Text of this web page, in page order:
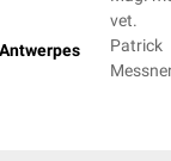
vet.
Patrick